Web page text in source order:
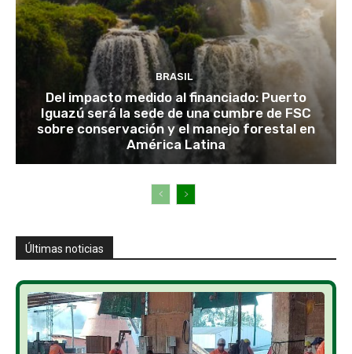
BRASIL
Del impacto medido al financiado: Puerto
Iguazú será la sede de una cumbre de FSC
sobre conservación y el manejo forestal en
América Latina
Últimas noticias